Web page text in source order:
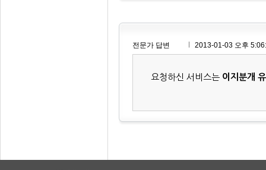
전문가 답변 2013-01-03 오후
요청하신 서비스는 이지분개